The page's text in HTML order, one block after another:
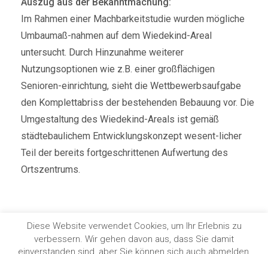
Im Rahmen einer Machbarkeitstudie wurden mögliche
Umbaumaß-nahmen auf dem Wiedekind-Areal
untersucht. Durch Hinzunahme weiterer
Nutzungsoptionen wie z.B. einer großflächigen
Senioren-einrichtung, sieht die Wettbewerbsaufgabe
den Komplettabriss der bestehenden Bebauung vor. Die
Umgestaltung des Wiedekind-Areals ist gemäß
städtebaulichem Entwicklungskonzept wesent-licher
Teil der bereits fortgeschrittenen Aufwertung des
Ortszentrums.
COPYRIGHT © 2022. HOLL | WIEDEN | PARTNERSCHAFT
Diese Website verwendet Cookies, um Ihr Erlebnis zu
verbessern. Wir gehen davon aus, dass Sie damit